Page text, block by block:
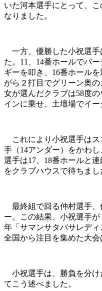
いた河本選手にとって、
なりました。
一方、優勝した小祝選手
た。11、14番ホールでバ
ギーを叩き、16番ホール
がら２打目でグリーン奥
女が選んだクラブは58度
インに乗せ、土壇場でイー
これにより小祝選手はス
手（14アンダー）をかわ
選手は17、18番ホールと
をクラブハウスで待ちまし
最終組で回る仲村選手、
ー。この結果、小祝選手
年「サマンサタバサレデ
全国から注目を集めた大会
小祝選手は、勝負を分け
てこう述べました。